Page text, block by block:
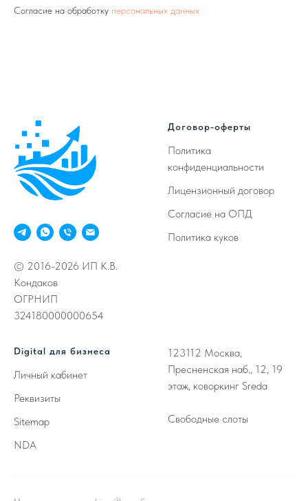
Согласие на обработку персональных данных
© 2016-2026 ИП К.В.
Кондаков
ОГРНИП
324180000000654
Договор-оферты
Политика
конфиденциальности
Лицензионный договор
Согласие на ОПД
Политика куков
Digital для бизнеса
Личный кабинет
Реквизиты
Sitemap
NDA
123112 Москва,
Пресненская наб., 12, 19
этаж, коворкинг Sreda
Свободные слоты